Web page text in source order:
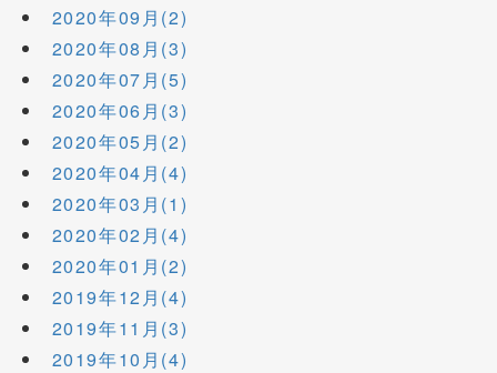
2020年09月(2)
2020年08月(3)
2020年07月(5)
2020年06月(3)
2020年05月(2)
2020年04月(4)
2020年03月(1)
2020年02月(4)
2020年01月(2)
2019年12月(4)
2019年11月(3)
2019年10月(4)